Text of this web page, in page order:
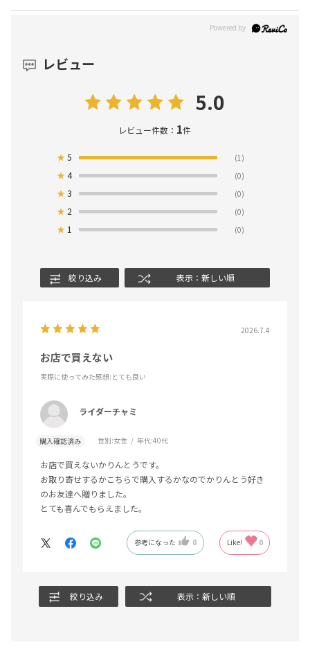
レビュー
5.0
レビュー件数： 1件
★5 (1)
★4 (0)
★3 (0)
★ 2 (0)
★ 1 (0)
絞り込み 表示：新しい順
2026.7.4
お店で買えない
実際に使ってみた感想:とても良い
ライダーチャミ
購入確認済み 性別:女性 年代:40代
お店で買えないかりんとうです。
お取り寄せするかこちらで購入するかなのでかりんとう好き
のお友達へ贈りました。
とても喜んでもらえました。
参考になった 0 Like! 0
絞り込み 表示：新しい順